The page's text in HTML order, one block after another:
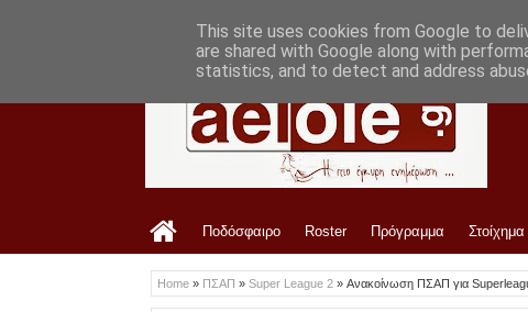
Ποδόσφαιρο Roster Πρόγραμμα Στοίχημα
Home » ΠΣΑΠ » Super League 2 » Ανακοίνωση ΠΣΑΠ για
This site uses cookies from Google to
are shared with Google along with
statistics, and to detect and address